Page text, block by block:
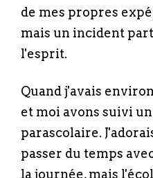
de mes propres
mais un incident
l'esprit.
Quand j'avais
et moi avons suivi
parascolaire.
passer du temps
la journée, mais